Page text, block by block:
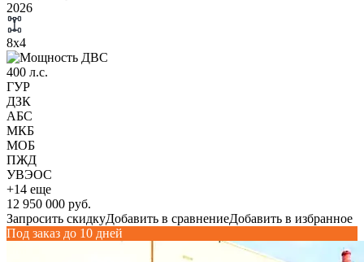
2026
8х4
400 л.с.
ГУР
ДЗК
АБС
МКБ
МОБ
ПЖД
УВЭОС
+14 еще
12 950 000 руб.
Запросить скидкуДобавить в сравнениеДобавить в избранное
Под заказ до 10 дней